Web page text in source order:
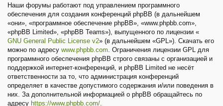
Наши форумы работают под управлением программного
обеспечения для создания конференций phpBB (в дальнейшем
«они», «программное обеспечение phpBB», «www.phpbb.com»,
«phpBB Limited», «phpBB Teams»), выпущенного по лицензии «
GNU General Public License v2» (в дальнейшем «GPL»). Скачать его
можно по адресу www.phpbb.com. Ограничения лицензии GPL для
программного обеспечения phpBB строго связаны с организацией и
поддержкой интернет-конференций, и phpBB Limited не несёт
ответственности за то, что администрация конференций
определяет в качестве допустимого содержания и/или поведения в
них. За дополнительной информацией о phpBB обращайтесь по
адресу https://www.phpbb.com/.